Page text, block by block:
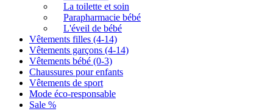
La toilette et soin
Parapharmacie bébé
L'éveil de bébé
Vêtements filles (4-14)
Vêtements garçons (4-14)
Vêtements bébé (0-3)
Chaussures pour enfants
Vêtements de sport
Mode éco-responsable
Sale %